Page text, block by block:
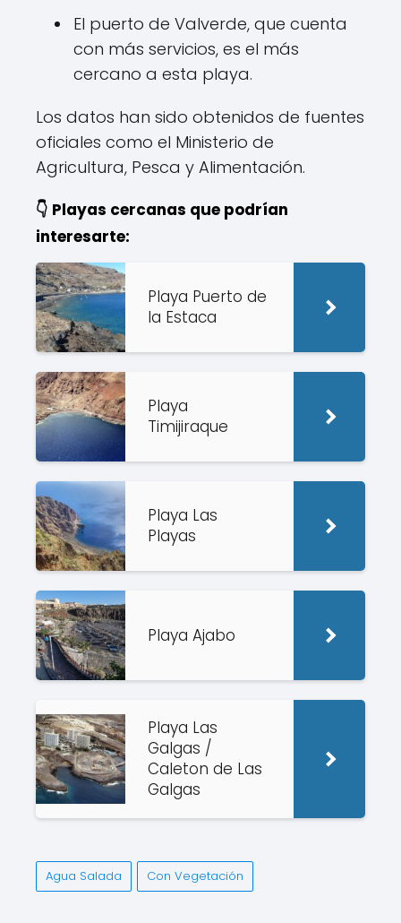
El puerto de Valverde, que cuenta
con más servicios, es el más
cercano a esta playa.
Los datos han sido obtenidos de fuentes
oficiales como el Ministerio de
Agricultura, Pesca y Alimentación.
👇 Playas cercanas que podrían
interesarte:
Playa Puerto de
la Estaca
Playa
Timijiraque
Playa Las
Playas
Playa Ajabo
Playa Las
Galgas /
Caleton de Las
Galgas
Agua Salada Con Vegetación